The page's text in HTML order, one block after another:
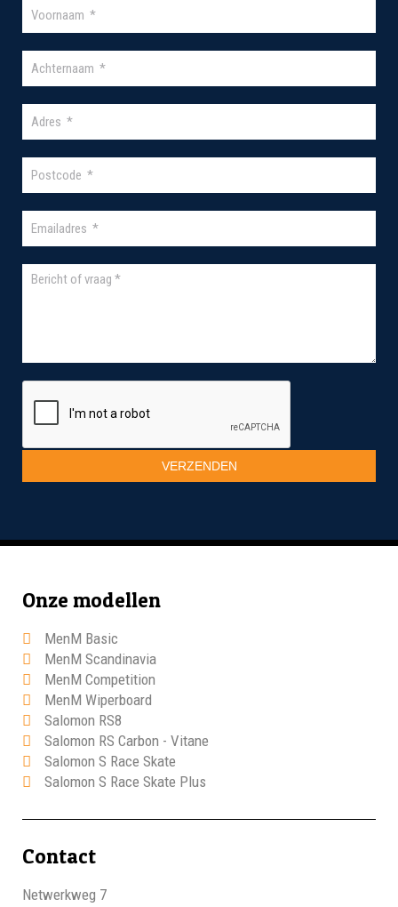
Onze modellen
MenM Basic
MenM Scandinavia
MenM Competition
MenM Wiperboard
Salomon RS8
Salomon RS Carbon - Vitane
Salomon S Race Skate
Salomon S Race Skate Plus
Contact
Netwerkweg 7